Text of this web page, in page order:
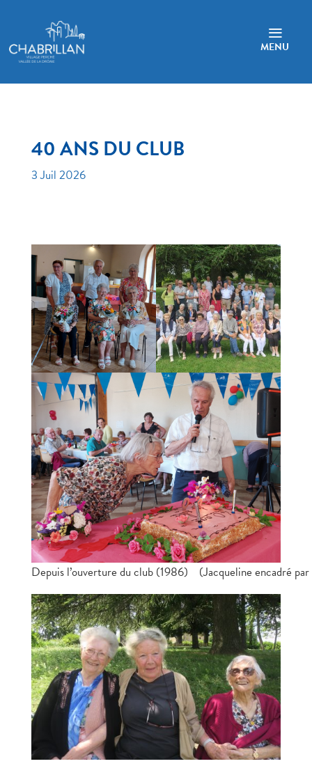
a
MENU
40 ANS DU CLUB
3 Juil 2026
Depuis l’ouverture du club (1986) (Jacqueline encadré